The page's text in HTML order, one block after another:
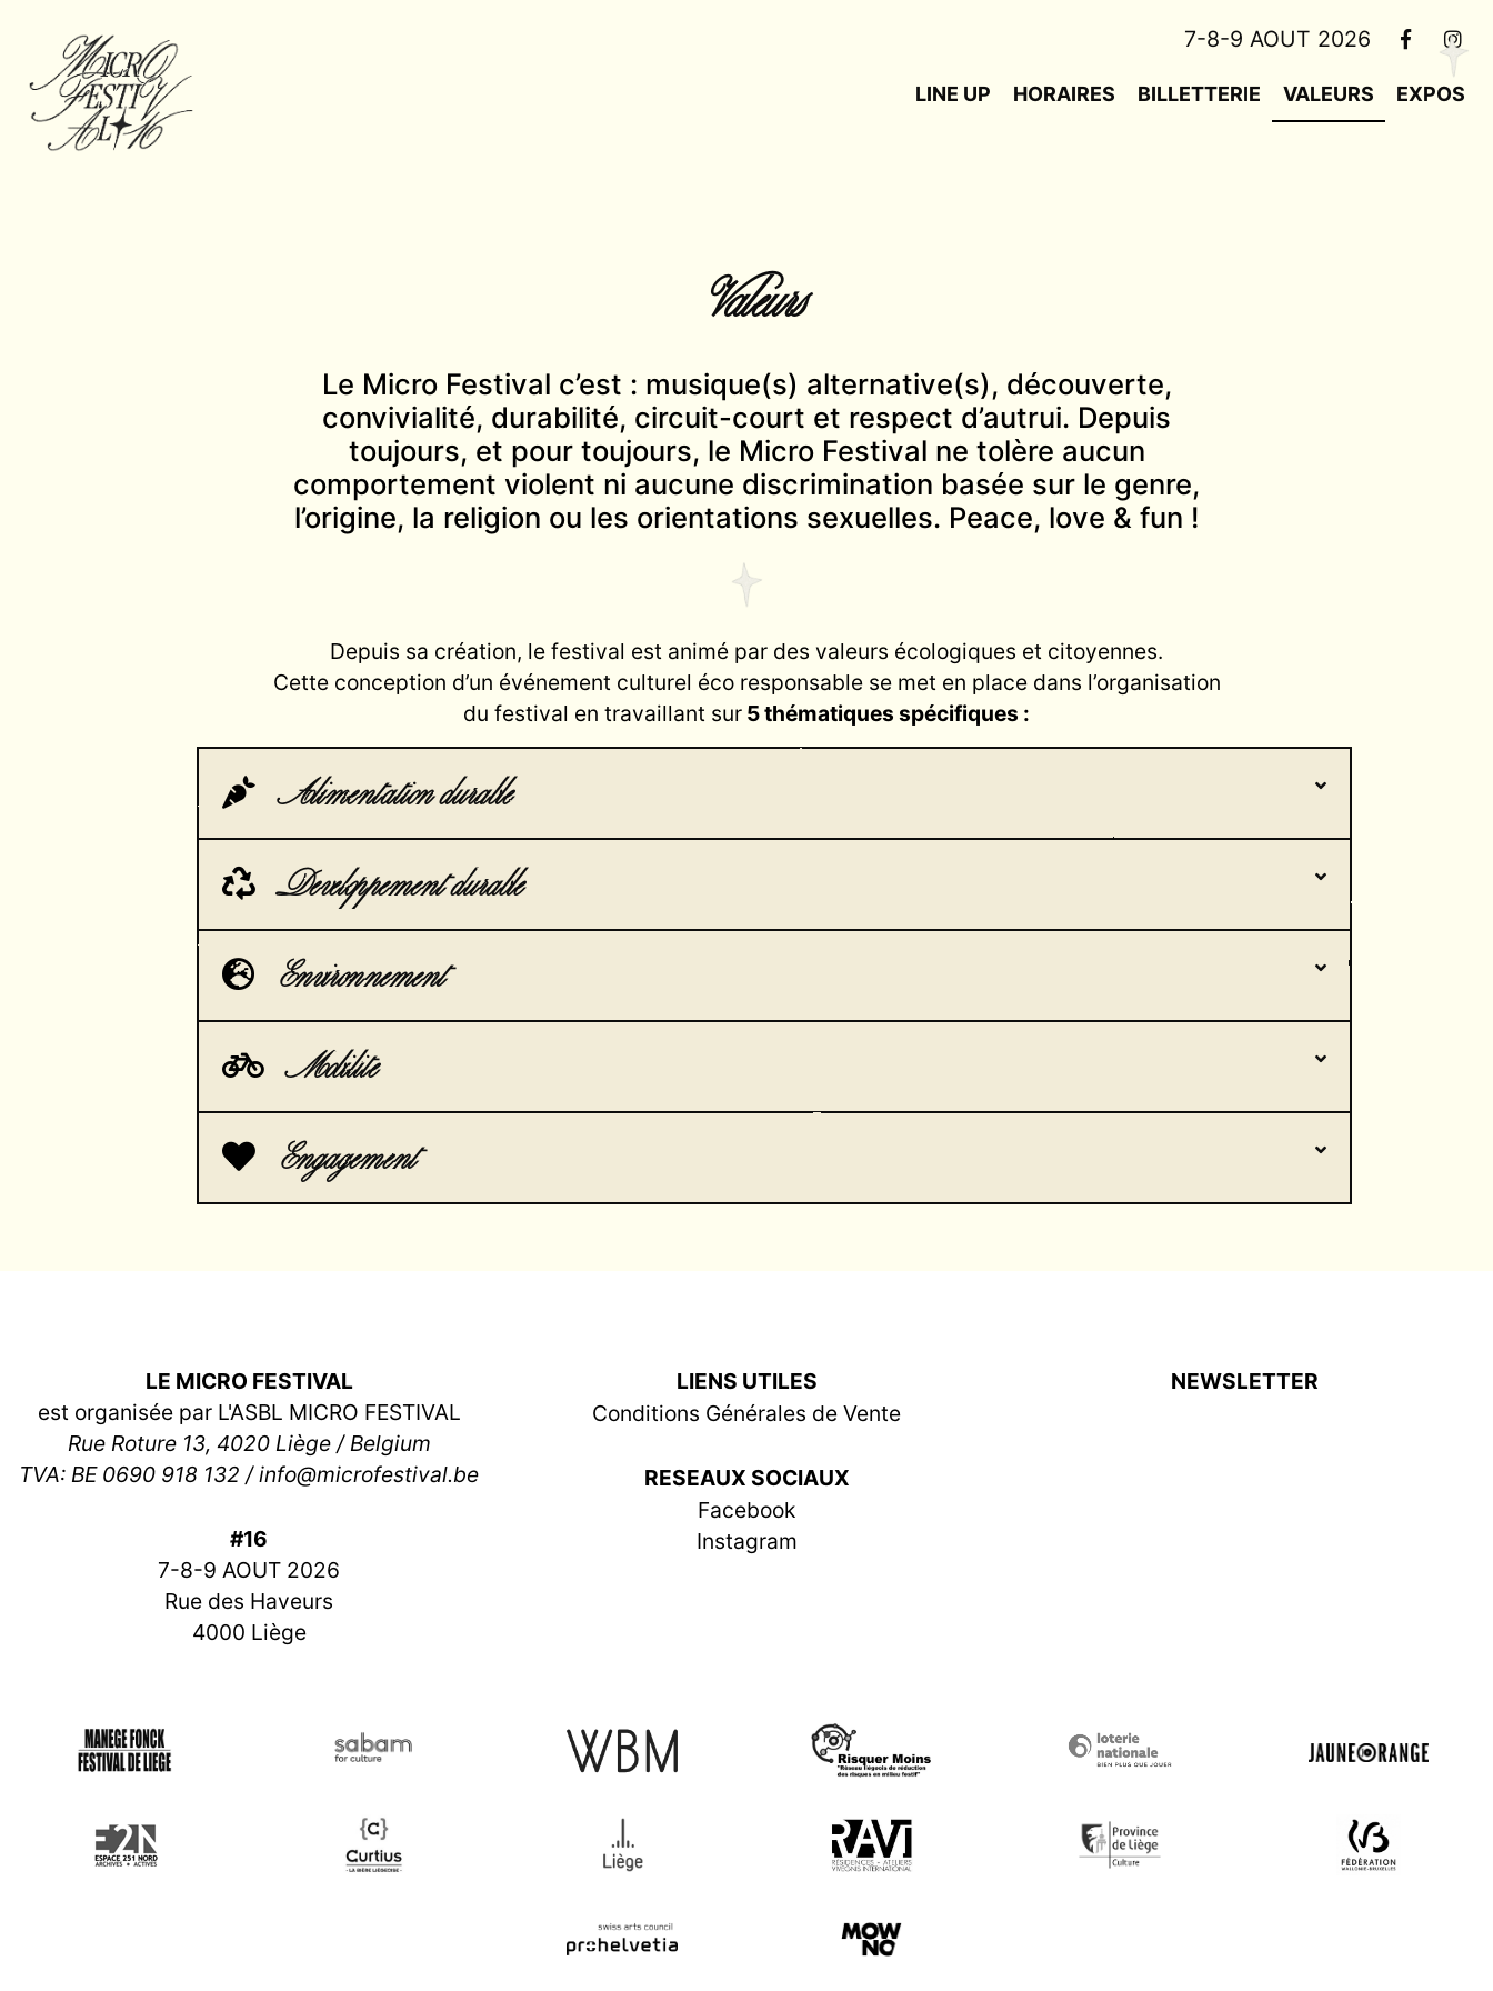
7-8-9 AOUT 2026
LINE UP HORAIRES BILLETTERIE VALEURS EXPOS
Valeurs
Le Micro Festival c’est : musique(s) alternative(s), découverte,
convivialité, durabilité, circuit-court et respect d’autrui. Depuis
toujours, et pour toujours, le Micro Festival ne tolère aucun
comportement violent ni aucune discrimination basée sur le genre,
l’origine, la religion ou les orientations sexuelles. Peace, love & fun !
Depuis sa création, le festival est animé par des valeurs écologiques et citoyennes.
Cette conception d’un événement culturel éco responsable se met en place dans l’organisation
du festival en travaillant sur 5 thématiques spécifiques :
Alimentation durable
Developpement durable
Environnement
Mobilite
Engagement
LE MICRO FESTIVAL
est organisée par L'ASBL MICRO FESTIVAL
Rue Roture 13, 4020 Liège / Belgium
TVA: BE 0690 918 132 / info@microfestival.be
#16
7-8-9 AOUT 2026
Rue des Haveurs
4000 Liège
LIENS UTILES
Conditions Générales de Vente
RESEAUX SOCIAUX
Facebook
Instagram
NEWSLETTER